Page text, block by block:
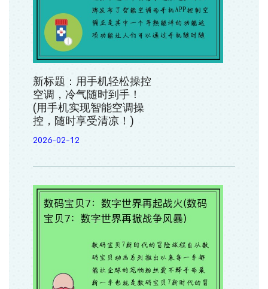
新标题：用手机轻松操控
空调，冷气随时到手！
(用手机实现智能空调操
控，随时享受清凉！)
2026-02-12